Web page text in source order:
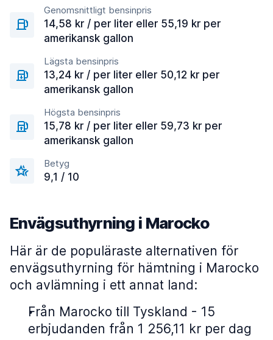
Genomsnittligt bensinpris
14,58 kr / per liter eller 55,19 kr per
amerikansk gallon
Lägsta bensinpris
13,24 kr / per liter eller 50,12 kr per
amerikansk gallon
Högsta bensinpris
15,78 kr / per liter eller 59,73 kr per
amerikansk gallon
Betyg
9,1 / 10
Envägsuthyrning i Marocko
Här är de populäraste alternativen för
envägsuthyrning för hämtning i Marocko
och avlämning i ett annat land:
Från Marocko till Tyskland - 15
erbjudanden från 1 256,11 kr per dag